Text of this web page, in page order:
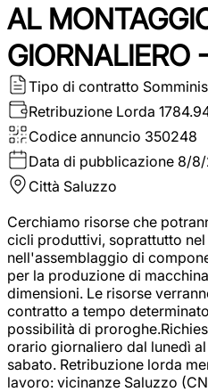
AL
GIORNALIERO
Tipo di contratto
Retribuzione Lorda
Codice annuncio 350248
Data di pubblicazione 8/
Città Saluzzo
Cerchiamo risorse che
cicli produttivi, soprattutto
nell'assemblaggio di
per la produzione di
dimensioni. Le risorse
contratto a tempo
possibilità di
orario giornaliero dal lunedì
sabato. Retribuzione lorda
lavoro: vicinanze Saluzzo